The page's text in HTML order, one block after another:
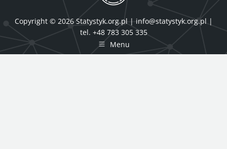
Copyright © 2026 Statystyk.org.pl | info@statystyk.org.pl |
tel. +48 783 305 335
Menu